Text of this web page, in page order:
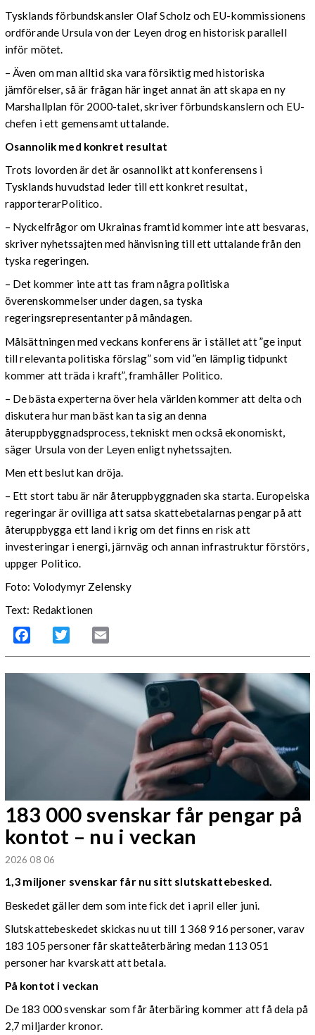
Tysklands förbundskansler Olaf Scholz och EU-kommissionens
ordförande Ursula von der Leyen drog en historisk parallell
inför mötet.
– Även om man alltid ska vara försiktig med historiska
jämförelser, så är frågan här inget annat än att skapa en ny
Marshallplan för 2000-talet, skriver förbundskanslern och EU-
chefen i ett gemensamt uttalande.
Osannolik med konkret resultat
Trots lovorden är det är osannolikt att konferensens i
Tysklands huvudstad leder till ett konkret resultat,
rapporterarPolitico.
– Nyckelfrågor om Ukrainas framtid kommer inte att besvaras,
skriver nyhetssajten med hänvisning till ett uttalande från den
tyska regeringen.
– Det kommer inte att tas fram några politiska
överenskommelser under dagen, sa tyska
regeringsrepresentanter på måndagen.
Målsättningen med veckans konferens är i stället att ”ge input
till relevanta politiska förslag” som vid ”en lämplig tidpunkt
kommer att träda i kraft”, framhåller Politico.
– De bästa experterna över hela världen kommer att delta och
diskutera hur man bäst kan ta sig an denna
återuppbyggnadsprocess, tekniskt men också ekonomiskt,
säger Ursula von der Leyen enligt nyhetssajten.
Men ett beslut kan dröja.
– Ett stort tabu är när återuppbyggnaden ska starta. Europeiska
regeringar är ovilliga att satsa skattebetalarnas pengar på att
återuppbygga ett land i krig om det finns en risk att
investeringar i energi, järnväg och annan infrastruktur förstörs,
uppger Politico.
Foto: Volodymyr Zelensky
Text: Redaktionen
Facebook Twitter
183 000 svenskar får pengar på
kontot – nu i veckan
2026 08 06
1,3 miljoner svenskar får nu sitt slutskattebesked.
Beskedet gäller dem som inte fick det i april eller juni.
Slutskattebeskedet skickas nu ut till 1 368 916 personer, varav
183 105 personer får skatteåterbäring medan 113 051
personer har kvarskatt att betala.
På kontot i veckan
De 183 000 svenskar som får återbäring kommer att få dela på
2,7 miljarder kronor.